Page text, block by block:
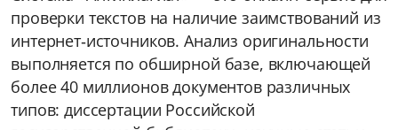
проверки текстов на наличие заимствований из
интернет‑источников. Анализ оригинальности
выполняется по обширной базе, включающей
более 40 миллионов документов различных
типов: диссертации Российской